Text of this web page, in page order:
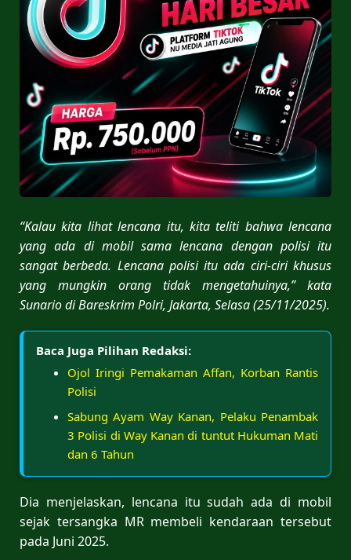
“Kalau kita lihat lencana itu, kita teliti bahwa lencana
yang ada di mobil sama lencana dengan polisi itu
sangat berbeda. Lencana polisi itu ada ciri-ciri khusus
yang mungkin orang tidak mengetahuinya,” kata
Sunario di Bareskrim Polri, Jakarta, Selasa (25/11/2025).
Baca Juga Pilihan Redaksi:
Ojol Iringi Pemakaman Affan, Korban Rantis
Polisi
Sabung Ayam Way Kanan, Pelaku Penambak
3 Polisi di Way Kanan di tuntut Hukuman Mati
dan 6 Tahun
Dia menjelaskan, lencana itu sudah ada di mobil
sejak tersangka MR membeli kendaraan tersebut
pada Juni 2025.